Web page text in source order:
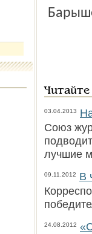
03.04.2013
Союз
лучшие
09.11.2012
В
24.08.2012